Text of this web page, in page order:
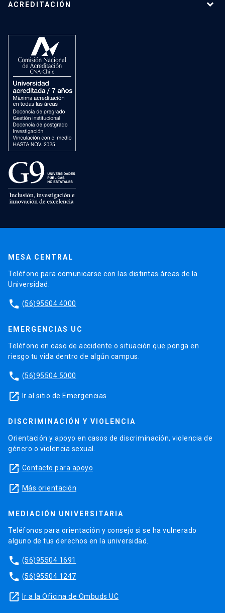
ACREDITACIÓN
MESA CENTRAL
Teléfono para comunicarse con las distintas áreas de la
Universidad.
phone (56)95504 4000
EMERGENCIAS UC
Teléfono en caso de accidente o situación que ponga en
riesgo tu vida dentro de algún campus.
phone (56)95504 5000
launch Ir al sitio de Emergencias
DISCRIMINACIÓN Y VIOLENCIA
Orientación y apoyo en casos de discriminación, violencia de
género o violencia sexual.
launch Contacto para apoyo
launch Más orientación
MEDIACIÓN UNIVERSITARIA
Teléfonos para orientación y consejo si se ha vulnerado
alguno de tus derechos en la universidad.
phone (56)95504 1691
phone (56)95504 1247
launch Ir a la Oficina de Ombuds UC